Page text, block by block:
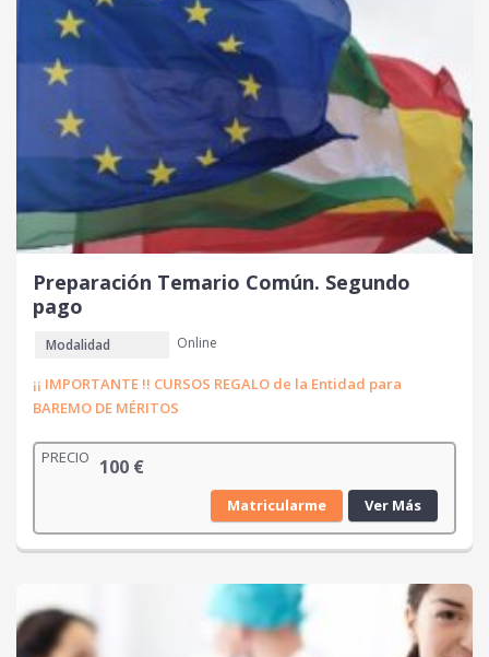
Preparación Temario Común. Segundo
pago
Modalidad Online
¡¡ IMPORTANTE !! CURSOS REGALO de la Entidad para
BAREMO DE MÉRITOS
PRECIO 100 €
Matricularme Ver Más